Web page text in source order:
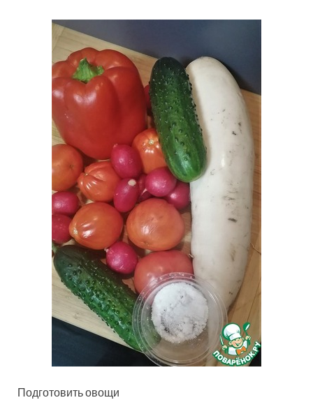
Подготовить овощи